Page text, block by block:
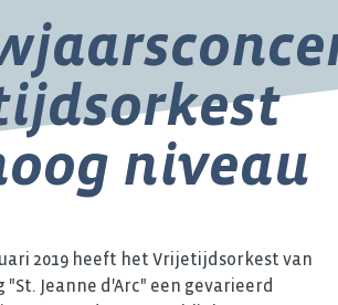
niveau
2019 heeft het Vrijetijdsorkest van
Jeanne d'Arc" een gevarieerd